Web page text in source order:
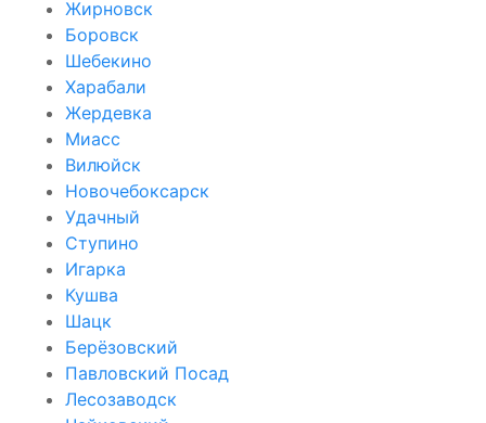
Жирновск
Боровск
Шебекино
Харабали
Жердевка
Миасс
Вилюйск
Новочебоксарск
Удачный
Ступино
Игарка
Кушва
Шацк
Берёзовский
Павловский Посад
Лесозаводск